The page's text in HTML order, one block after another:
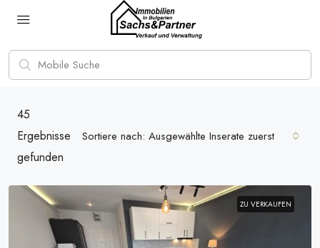
45
Ergebnisse
gefunden
Sortiere nach: Ausgewählte Inserate zuerst
ZU VERKAUFEN